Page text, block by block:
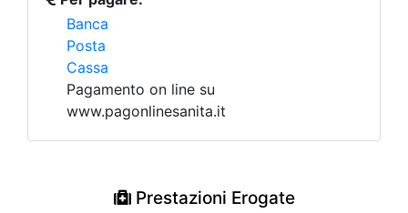
Banca
Posta
Cassa
Pagamento on line su
www.pagonlinesanita.it
Prestazioni Erogate